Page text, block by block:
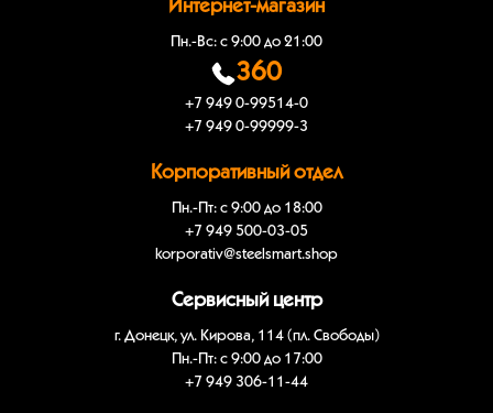
Интернет-магазин
Пн.-Вс: с 9:00 до 21:00
360
+7 949 0-99514-0
+7 949 0-99999-3
Корпоративный отдел
Пн.-Пт: с 9:00 до 18:00
+7 949 500-03-05
korporativ@steelsmart.shop
Сервисный центр
г. Донецк, ул. Кирова, 114 (пл. Свободы)
Пн.-Пт: с 9:00 до 17:00
+7 949 306-11-44